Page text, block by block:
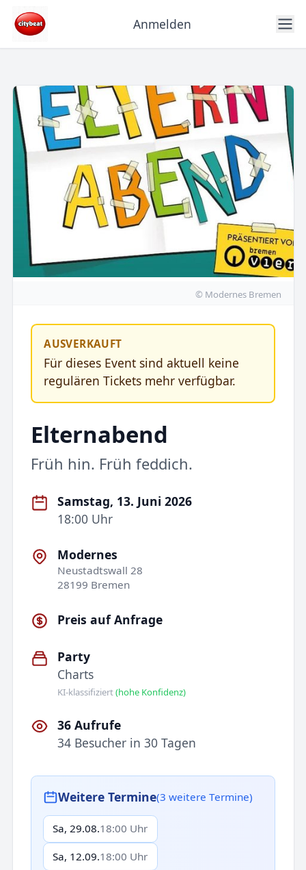
Anmelden
© Modernes Bremen
AUSVERKAUFT
Für dieses Event sind aktuell keine
regulären Tickets mehr verfügbar.
Elternabend
Früh hin. Früh feddich.
Samstag, 13. Juni 2026
18:00 Uhr
Modernes
Neustadtswall 28
28199 Bremen
Preis auf Anfrage
Party
Charts
KI-klassifiziert(hohe Konfidenz)
36 Aufrufe
34 Besucher in 30 Tagen
Weitere Termine(3 weitere Termine)
Sa, 29.08.18:00 Uhr
Sa, 12.09.18:00 Uhr